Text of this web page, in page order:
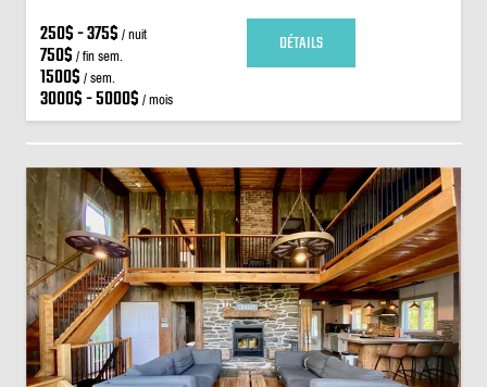
250$ - 375$ / nuit
750$ / fin sem.
1500$ / sem.
3000$ - 5000$ / mois
DÉTAILS